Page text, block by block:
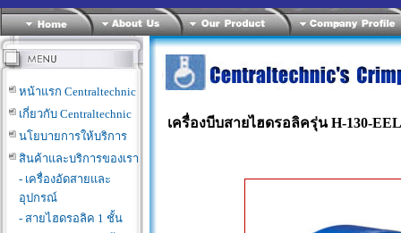
หน้าแรก Centraltechnic
เกี่ยวกับ Centraltechnic
นโยบายการให้บริการ
สินค้าและบริการของเรา
- เครื่องอัดสายและ
อุปกรณ์
- สายไฮดรอลิค 1 ชั้น
เครื่องบีบสายไฮดรอลิครุ่น H-130-EEL